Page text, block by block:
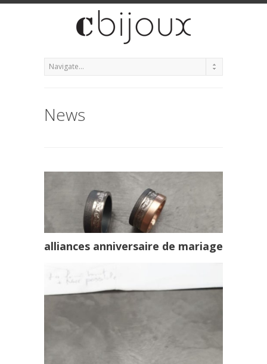
News
alliances anniversaire de mariage